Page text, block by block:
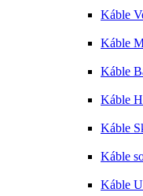
Káble
Káble
Káble
Káble
Káble
Káble
Káble